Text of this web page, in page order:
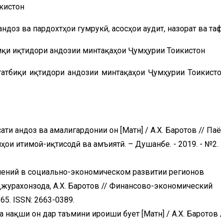
ва пардохтҳои гумрукӣ, асосҳои аудит, назорат ва
иқтидори андозии минтақаҳои Ҷумҳурии Тоҷикистон
иқтидори андозии минтақаҳои Ҷумҳурии
андоз ва амалигардонии он [Матн] / А.Х. Баротов //
иҷтимоӣ-иқтисодӣ ва ҷамъиятӣ. – Душанбе. - 2019. - №2.
в социально-экономическом развитии регионов
А.Х. Баротов // Финансово-экономический
ISSN: 2663-0389.
нақши он дар таъмини иҷроиши буҷет [Матн] / А.Х. Баротов